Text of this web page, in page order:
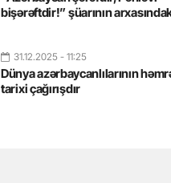
bişərəftdir!” şüarının
31.12.2025 - 11:25
Dünya azərbaycanlılarının
tarixi çağırışdır